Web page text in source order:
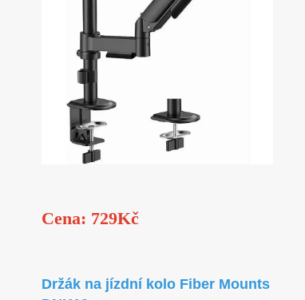
Cena: 729Kč
Držák na jízdní kolo Fiber Mounts